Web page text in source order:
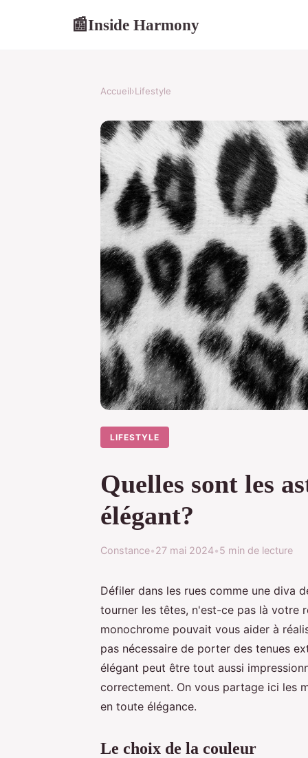
📰Inside Harmony
Accueil›Lifestyle
LIFESTYLE
Quelles sont les
élégant?
Constance•27 mai 2024•5 min de lecture
Défiler dans les rues comme une diva
tourner les têtes, n'est-ce pas là votre
monochrome pouvait vous aider à
pas nécessaire de porter des tenues
élégant peut être tout aussi
correctement. On vous partage ici les
en toute élégance.
Le choix de la couleur